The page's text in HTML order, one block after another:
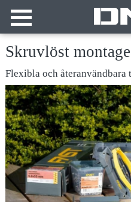
Skruvlöst montage
Flexibla och återanvändbara